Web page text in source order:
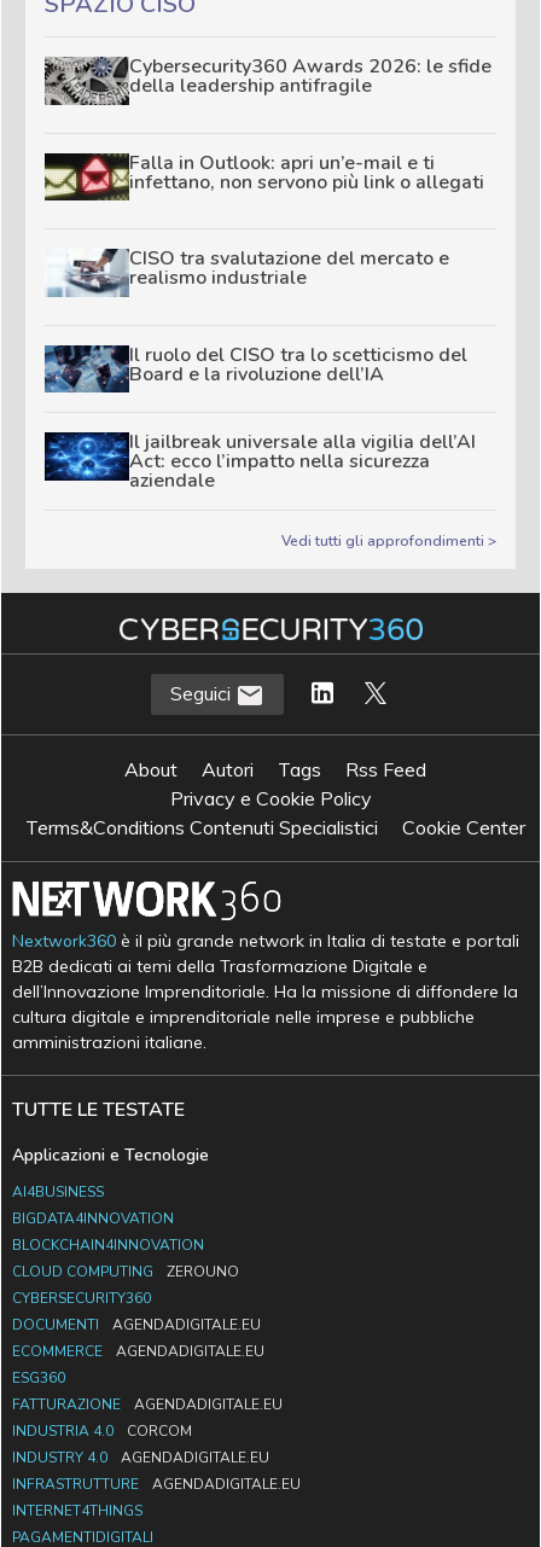
Cybersecurity360 Awards 2026: le sfide
della leadership antifragile
Falla in Outlook: apri un’e-mail e ti
infettano, non servono più link o allegati
CISO tra svalutazione del mercato e
realismo industriale
Il ruolo del CISO tra lo scetticismo del
Board e la rivoluzione dell’IA
Il jailbreak universale alla vigilia dell’AI
Act: ecco l’impatto nella sicurezza
aziendale
Vedi tutti gli approfondimenti >
Seguici
About Autori Tags
Rss Feed
Privacy e Cookie Policy
Terms&Conditions Contenuti Specialistici
Cookie Center
Nextwork360 è il più grande network in Italia di testate e portali
B2B dedicati ai temi della Trasformazione Digitale e
dell’Innovazione Imprenditoriale. Ha la missione di diffondere la
cultura digitale e imprenditoriale nelle imprese e pubbliche
amministrazioni italiane.
TUTTE LE TESTATE
Applicazioni e Tecnologie
AI4BUSINESS
BIGDATA4INNOVATION
BLOCKCHAIN4INNOVATION
CLOUD COMPUTING
ZEROUNO
CYBERSECURITY360
DOCUMENTI
AGENDADIGITALE.EU
ECOMMERCE
AGENDADIGITALE.EU
ESG360
FATTURAZIONE
AGENDADIGITALE.EU
INDUSTRIA 4.0
CORCOM
INDUSTRY 4.0
AGENDADIGITALE.EU
INFRASTRUTTURE
AGENDADIGITALE.EU
INTERNET4THINGS
PAGAMENTIDIGITALI